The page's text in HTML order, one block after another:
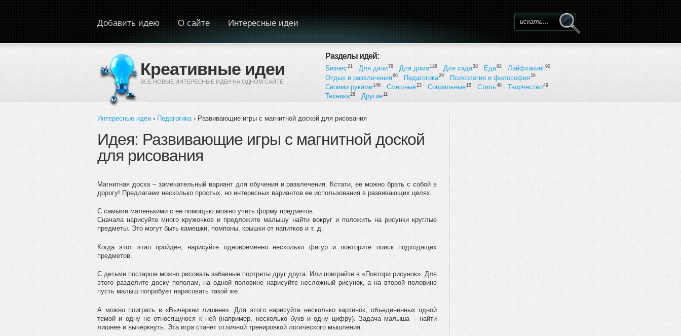
Креативные идеи
ВСЕ НОВЫЕ ИНТЕРЕСНЫЕ ИДЕИ НА ОДНОМ САЙТЕ
Добавить идею О сайте Интересные идеи Форма поиска
Разделы идей:
Бизнес 21 Для дачи78 Для дома128 Для сада38 Еда82 Лайфхакинг90
Отдых и развлечения66 Педагогика29 Психология и философия26
Своими руками146 Смешные23 Социальные 15 Стиль48 Творчество49
Техника28 Другие 11
Вы здесь
Интересные идеи › Педагогика› Развивающие игры с магнитной доской для рисования
Идея: Развивающие игры с магнитной доской
для рисования
Магнитная доска – замечательный вариант для обучения и развлечения. Кстати, ее можно брать с собой в
дорогу! Предлагаем несколько простых, но интересных вариантов ее использования в развивающих целях.
С самыми маленькими с ее помощью можно учить форму предметов.
Сначала нарисуйте много кружочков и предложите малышу найти вокруг и положить на рисунки круглые
предметы. Это могут быть камешки, помпоны, крышки от напитков и т. д.
Когда этот этап пройден, нарисуйте одновременно несколько фигур и повторите поиск подходящих
предметов.
С детьми постарше можно рисовать забавные портреты друг друга. Или поиграйте в «Повтори рисунок». Для
этого разделите доску пополам, на одной половине нарисуйте несложный рисунок, а на второй половине
пусть малыш попробует нарисовать такой же.
А можно поиграть в «Вычеркни лишнее». Для этого нарисуйте несколько картинок, объединенных одной
темой и одну не относящуюся к ней (например, несколько букв и одну цифру). Задача малыша – найти
лишнее и вычеркнуть. Эта игра станет отличной тренировкой логического мышления.